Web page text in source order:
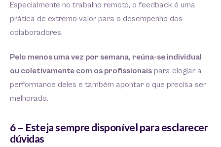
Especialmente no trabalho remoto, o feedback é uma
prática de extremo valor para o desempenho dos
colaboradores.
Pelo menos uma vez por semana, reúna-se individual
ou coletivamente com os profissionais para elogiar a
performance deles e também apontar o que precisa ser
melhorado.
6 – Esteja sempre disponível para esclarecer
dúvidas